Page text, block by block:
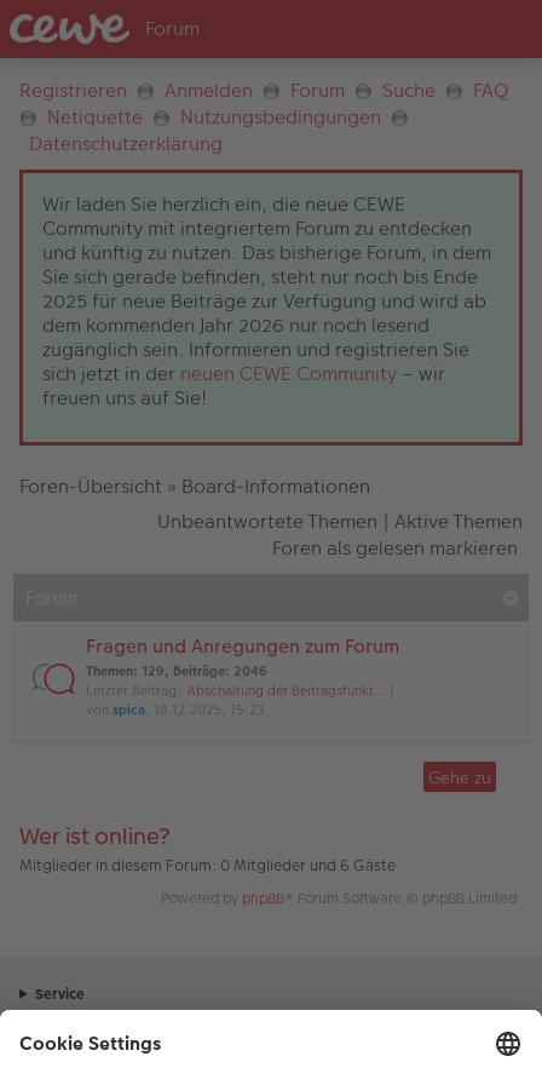
Registrieren Anmelden Forum Suche
FAQ
Netiquette
Nutzungsbedingungen
Datenschutzerklärung
Wir laden Sie herzlich ein, die neue CEWE
Community mit integriertem Forum zu entdecken
und künftig zu nutzen. Das bisherige Forum, in dem
Sie sich gerade befinden, steht nur noch bis Ende
2025 für neue Beiträge zur Verfügung und wird ab
dem kommenden Jahr 2026 nur noch lesend
zugänglich sein. Informieren und registrieren Sie
sich jetzt in der neuen CEWE Community – wir
freuen uns auf Sie!
Foren-Übersicht » Board-Informationen
Unbeantwortete Themen | Aktive Themen
Foren als gelesen markieren
Fragen und Anregungen zum Forum
Themen: 129, Beiträge: 2046
Letzter Beitrag: Abschaltung der Beitragsfunkt…
von spica, 18.12.2025, 15:23
Gehe zu
Wer ist online?
Mitglieder in diesem Forum: 0 Mitglieder und 6 Gäste
Powered by phpBB® Forum Software © phpBB Limited
Service